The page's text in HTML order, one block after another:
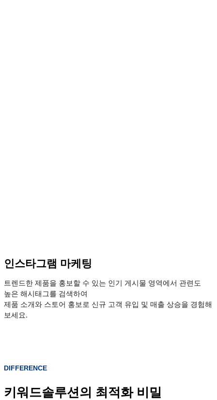
인스타그램 마케팅
트렌드한 제품을 홍보할 수 있는 인기 게시물 영역에서 관련도
높은 해시태그를 검색하여
제품 소개와 스토어 홍보로 신규 고객 유입 및 매출 상승을 경험해
보세요.
DIFFERENCE
키워드솔루션의 최적화 비밀